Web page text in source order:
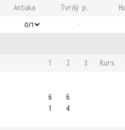
Antuka Tvrdý p.
0/1 -
1 2 3
Kurs
6
1
6
4